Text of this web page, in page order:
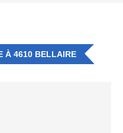
À 4610 BELLAIRE